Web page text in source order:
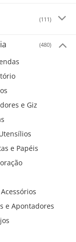
(111)
(480)
e Giz
e Papéis
e Apontadores